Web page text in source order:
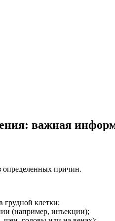
важная
определенных причин.
грудной клетки;
(например, инъекции);